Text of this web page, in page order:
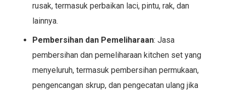
rusak, termasuk perbaikan laci, pintu, rak, dan
lainnya.
Pembersihan dan Pemeliharaan: Jasa
pembersihan dan pemeliharaan kitchen set yang
menyeluruh, termasuk pembersihan permukaan,
pengencangan skrup, dan pengecatan ulang jika